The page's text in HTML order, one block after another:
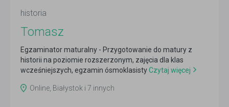
historia
Tomasz
Egzaminator maturalny - Przygotowanie do matury z
historii na poziomie rozszerzonym, zajęcia dla klas
wcześniejszych, egzamin ósmoklasistyCzytaj więcej
Online, Białystok i 7 innych